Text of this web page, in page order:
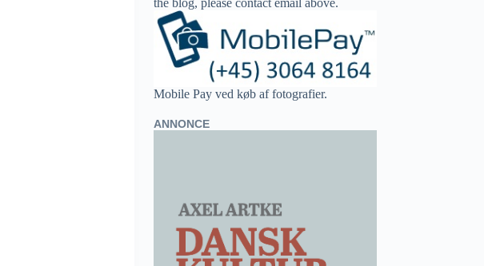
the blog, please contact email above.
Mobile Pay ved køb af fotografier.
ANNONCE